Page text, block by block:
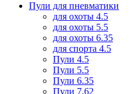
Пули для пневматики
для охоты 4.5
для охоты 5.5
для охоты 6.35
для спорта 4.5
Пули 4.5
Пули 5.5
Пули 6.35
Пули 7.62